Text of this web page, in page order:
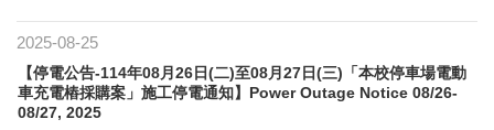
2025-08-25
【停電公告-114年08月26日(二)至08月27日(三)「本校停車場電動
車充電樁採購案」施工停電通知】Power Outage Notice 08/26-
08/27, 2025